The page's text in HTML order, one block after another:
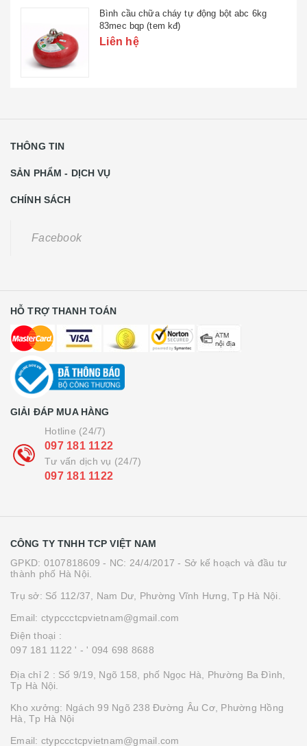
Bình cầu chữa cháy tự động bột abc 6kg
83mec bqp (tem kđ)
Liên hệ
THÔNG TIN
SẢN PHẨM - DỊCH VỤ
CHÍNH SÁCH
Facebook
HỖ TRỢ THANH TOÁN
GIẢI ĐÁP MUA HÀNG
Hotline (24/7)
097 181 1122
Tư vấn dịch vụ (24/7)
097 181 1122
CÔNG TY TNHH TCP VIỆT NAM
GPKD: 0107818609 - NC: 24/4/2017 - Sở kế hoạch và đầu tư
thành phố Hà Nội.
Trụ sở: Số 112/37, Nam Dư, Phường Vĩnh Hưng, Tp Hà Nội.
Email: ctypccctcpvietnam@gmail.com
Điện thoại :
097 181 1122 ' - ' 094 698 8688
Địa chỉ 2 : Số 9/19, Ngõ 158, phố Ngọc Hà, Phường Ba Đình,
Tp Hà Nội.
Kho xưởng: Ngách 99 Ngõ 238 Đường Âu Cơ, Phường Hồng
Hà, Tp Hà Nội
Email: ctypccctcpvietnam@gmail.com